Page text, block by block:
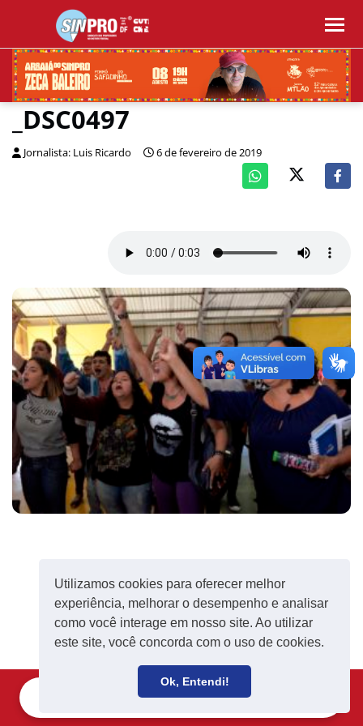
Utilizamos cookies para oferecer melhor
experiência, melhorar o desempenho e analisar
como você interage em nosso site. Ao utilizar
este site, você concorda com o uso de cookies.
Ok, Entendi!
_DSC0497
Jornalista: Luis Ricardo 6 de fevereiro de 2019
Receba notícias